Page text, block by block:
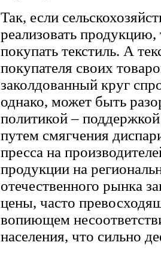
Так, если
реализовать
покупать текстиль. А
покупателя своих
заколдованный круг
однако, может быть
политикой –
путем смягчения
пресса на
продукции на
отечественного рынка
цены, часто
вопиющем
населения, что сильно